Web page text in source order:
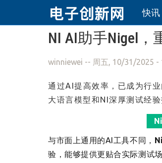
跳转到主要内容
快讯
NI AI助手Nigel
winniewei -- 周五, 10/31/2025 -
通过AI提高效率，已成为行
大语言模型和NI深厚测试经
与市面上通用的AI工具不同，
验，能够提供更贴合实际测试